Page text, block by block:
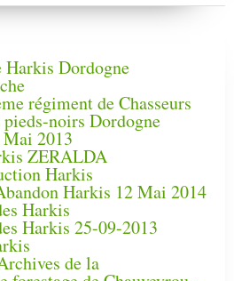
Harkis Dordogne
régiment de Chasseurs
noirs Dordogne
2013
ZERALDA
Harkis
Harkis 12 Mai 2014
Harkis
Harkis 25-09-2013
de la